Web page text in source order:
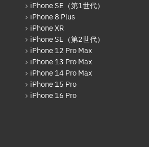
iPhone SE（第1世代）
iPhone 8 Plus
iPhone XR
iPhone SE（第2世代）
iPhone 12 Pro Max
iPhone 13 Pro Max
iPhone 14 Pro Max
iPhone 15 Pro
iPhone 16 Pro